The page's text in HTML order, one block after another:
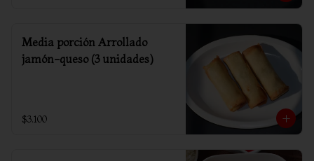
Media porción Arrollado
jamón-queso (3 unidades)
$3.100